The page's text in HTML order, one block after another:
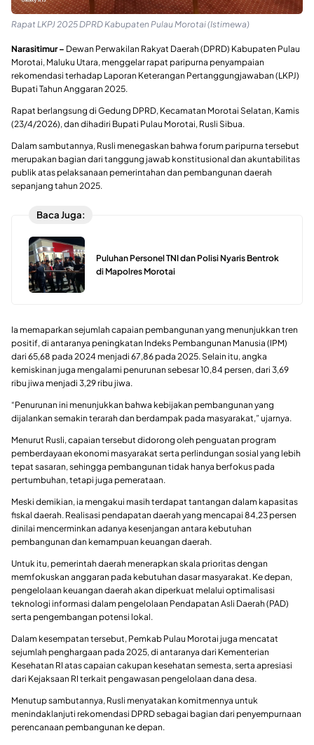
Rapat LKPJ 2025 DPRD Kabupaten Pulau Morotai (Istimewa)
Narasitimur – Dewan Perwakilan Rakyat Daerah (DPRD) Kabupaten Pulau
Morotai, Maluku Utara, menggelar rapat paripurna penyampaian
rekomendasi terhadap Laporan Keterangan Pertanggungjawaban (LKPJ)
Bupati Tahun Anggaran 2025.
Rapat berlangsung di Gedung DPRD, Kecamatan Morotai Selatan, Kamis
(23/4/2026), dan dihadiri Bupati Pulau Morotai, Rusli Sibua.
Dalam sambutannya, Rusli menegaskan bahwa forum paripurna tersebut
merupakan bagian dari tanggung jawab konstitusional dan akuntabilitas
publik atas pelaksanaan pemerintahan dan pembangunan daerah
sepanjang tahun 2025.
Baca Juga:
Puluhan Personel TNI dan Polisi Nyaris Bentrok
di Mapolres Morotai
Ia memaparkan sejumlah capaian pembangunan yang menunjukkan tren
positif, di antaranya peningkatan Indeks Pembangunan Manusia (IPM)
dari 65,68 pada 2024 menjadi 67,86 pada 2025. Selain itu, angka
kemiskinan juga mengalami penurunan sebesar 10,84 persen, dari 3,69
ribu jiwa menjadi 3,29 ribu jiwa.
“Penurunan ini menunjukkan bahwa kebijakan pembangunan yang
dijalankan semakin terarah dan berdampak pada masyarakat,” ujarnya.
Menurut Rusli, capaian tersebut didorong oleh penguatan program
pemberdayaan ekonomi masyarakat serta perlindungan sosial yang lebih
tepat sasaran, sehingga pembangunan tidak hanya berfokus pada
pertumbuhan, tetapi juga pemerataan.
Meski demikian, ia mengakui masih terdapat tantangan dalam kapasitas
fiskal daerah. Realisasi pendapatan daerah yang mencapai 84,23 persen
dinilai mencerminkan adanya kesenjangan antara kebutuhan
pembangunan dan kemampuan keuangan daerah.
Untuk itu, pemerintah daerah menerapkan skala prioritas dengan
memfokuskan anggaran pada kebutuhan dasar masyarakat. Ke depan,
pengelolaan keuangan daerah akan diperkuat melalui optimalisasi
teknologi informasi dalam pengelolaan Pendapatan Asli Daerah (PAD)
serta pengembangan potensi lokal.
Dalam kesempatan tersebut, Pemkab Pulau Morotai juga mencatat
sejumlah penghargaan pada 2025, di antaranya dari Kementerian
Kesehatan RI atas capaian cakupan kesehatan semesta, serta apresiasi
dari Kejaksaan RI terkait pengawasan pengelolaan dana desa.
Menutup sambutannya, Rusli menyatakan komitmennya untuk
menindaklanjuti rekomendasi DPRD sebagai bagian dari penyempurnaan
perencanaan pembangunan ke depan.